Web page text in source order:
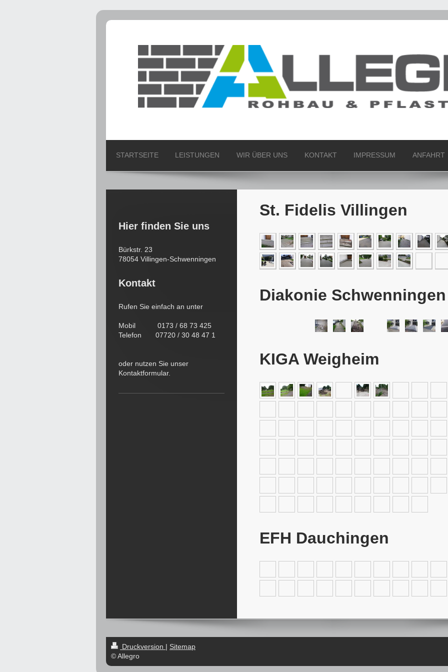
STARTSEITE LEISTUNGEN WIR ÜBER UNS KONTAKT IMPRESSUM ANFAHRT
St. Fidelis Villingen
Diakonie
KIGA Weigheim
EFH Dauchingen
Hier finden Sie uns
Bürkstr. 23
78054 Villingen-Schwenningen
Kontakt
Rufen Sie einfach an unter
Mobil 0173 / 68 73 425
Telefon 07720 / 30 48 47 1
oder nutzen Sie unser
Kontaktformular.
Druckversion | Sitemap
© Allegro